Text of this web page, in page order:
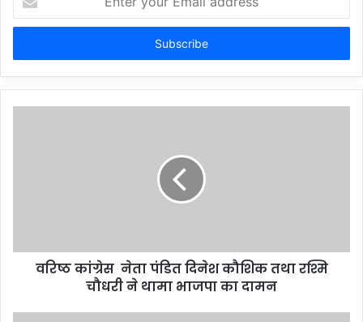
your
Email
वरिष्ठ कांग्रेस नेता पंडित दिनेश कौशिक तथा रश्मि
चौधरी ने थामा भाजपा का दामन